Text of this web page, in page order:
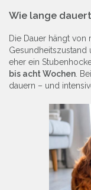
Wie lange
Die Dauer hängt von
eher ein
bis acht Wochen .
dauern – und